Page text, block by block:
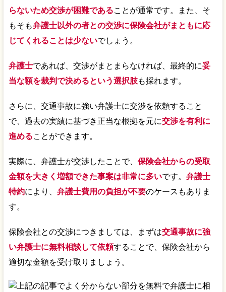
らないため交渉が困難であることが通常です。また、そ
もそも弁護士以外の者との交渉に保険会社がまともに応
じてくれることは少ないでしょう。
弁護士であれば、交渉がまとまらなければ、最終的に妥
当な額を裁判で決めるという選択肢も採れます。
さらに、交通事故に強い弁護士に交渉を依頼すること
で、過去の実績に基づき正当な根拠を元に交渉を有利に
進めることができます。
実際に、弁護士が交渉したことで、 保険会社からの受取
金額を大きく増額できた事案は非常に多いです。 弁護士
特約により、 弁護士費用の負担が不要のケースもありま
す。
保険会社との交渉につきましては、まずは交通事故に強
い弁護士に無料相談して依頼することで、保険会社から
適切な金額を受け取りましょう。